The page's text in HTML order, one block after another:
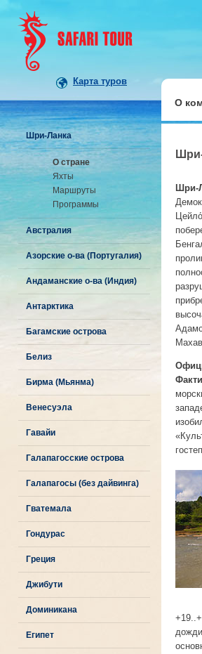
Карта туров
О
Шри-Ланка
О стране
Яхты
Маршруты
Программы
Австралия
Азорские о-ва (Португалия)
Андаманские о-ва (Индия)
Антарктика
Багамские острова
Белиз
Бирма (Мьянма)
Венесуэла
Гавайи
Галапагосские острова
Галапагосы (без дайвинга)
Гватемала
Гондурас
Греция
Джибути
Доминикана
Египет
Шри-